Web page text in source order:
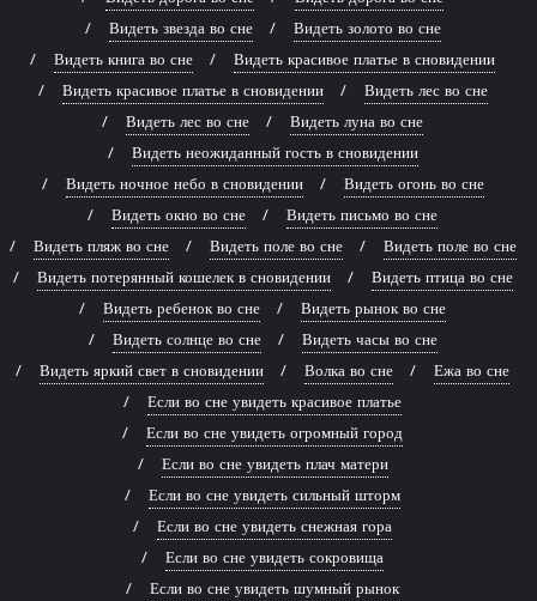
Видеть звезда во сне
Видеть золото во сне
Видеть книга во сне
Видеть красивое платье в сновидении
Видеть красивое платье в сновидении
Видеть лес во сне
Видеть лес во сне
Видеть луна во сне
Видеть неожиданный гость в сновидении
Видеть ночное небо в сновидении
Видеть огонь во сне
Видеть окно во сне
Видеть письмо во сне
Видеть пляж во сне
Видеть поле во сне
Видеть поле во сне
Видеть потерянный кошелек в сновидении
Видеть птица во сне
Видеть ребенок во сне
Видеть рынок во сне
Видеть солнце во сне
Видеть часы во сне
Видеть яркий свет в сновидении
Волка во сне
Ежа во сне
Если во сне увидеть красивое платье
Если во сне увидеть огромный город
Если во сне увидеть плач матери
Если во сне увидеть сильный шторм
Если во сне увидеть снежная гора
Если во сне увидеть сокровища
Если во сне увидеть шумный рынок